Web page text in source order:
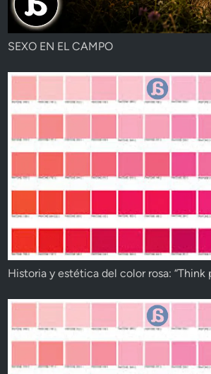
SEXO EN EL CAMPO
Historia y estética del color rosa: “Think